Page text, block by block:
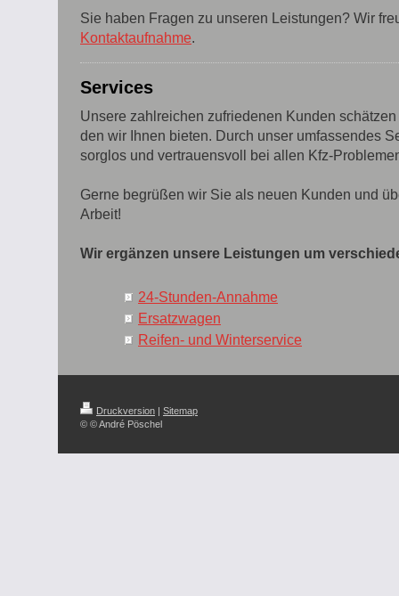
Sie haben Fragen zu unseren Leistungen? Wir
Kontaktaufnahme.
Services
Unsere zahlreichen zufriedenen Kunden
den wir Ihnen bieten. Durch unser umfassendes
sorglos und vertrauensvoll bei allen Kfz-
Gerne begrüßen wir Sie als neuen Kunden und
Arbeit!
Wir ergänzen unsere Leistungen um
24-Stunden-Annahme
Ersatzwagen
Reifen- und Winterservice
Druckversion | Sitemap
© © André Pöschel